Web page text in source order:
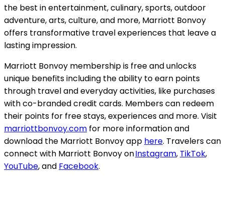
the best in entertainment, culinary, sports, outdoor
adventure, arts, culture, and more, Marriott Bonvoy
offers transformative travel experiences that leave a
lasting impression.
Marriott Bonvoy membership is free and unlocks
unique benefits including the ability to earn points
through travel and everyday activities, like purchases
with co-branded credit cards. Members can redeem
their points for free stays, experiences and more. Visit
marriottbonvoy.com for more information and
download the Marriott Bonvoy app here. Travelers can
connect with Marriott Bonvoy onInstagram, TikTok,
YouTube, and Facebook.